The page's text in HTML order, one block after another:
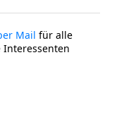
Mail für alle
Interessenten